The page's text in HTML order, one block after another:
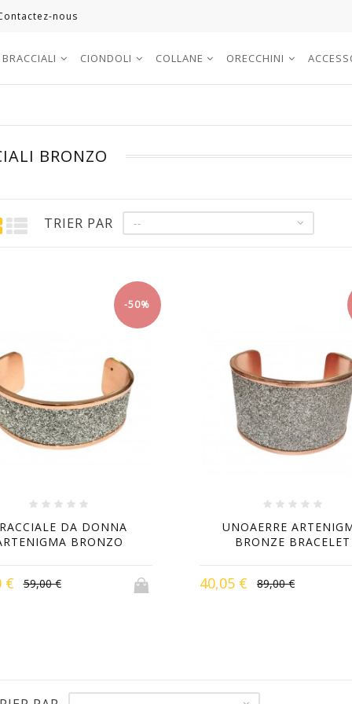
nous
BRACCIALI CIONDOLI COLLANE ORECCHINI
BRONZO
TRIER PAR --
-50%
DA DONNA
BRONZO
€ 59,00 €
UNOAERRE
BRONZE BRACELET
40,05 € 89,00 €